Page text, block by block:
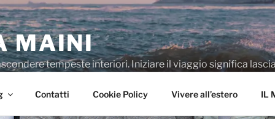
MAINI
tempeste interiori. Iniziare il viaggio significa
Contatti Cookie Policy Vivere all’estero IL